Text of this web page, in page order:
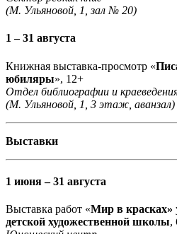
(М. Ульяновой, 1, зал № 20)
1 – 31 августа
Книжная выставка-просмотр «
юбиляры», 12+
Отдел библиографии и
(М. Ульяновой, 1, 3 этаж, аванзал)
Выставки
1 июня – 31 августа
Выставка работ «Мир в красках»
детской художественной школы,